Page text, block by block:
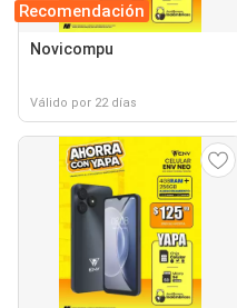
Recomendación
Novicompu
Válido por 22 días